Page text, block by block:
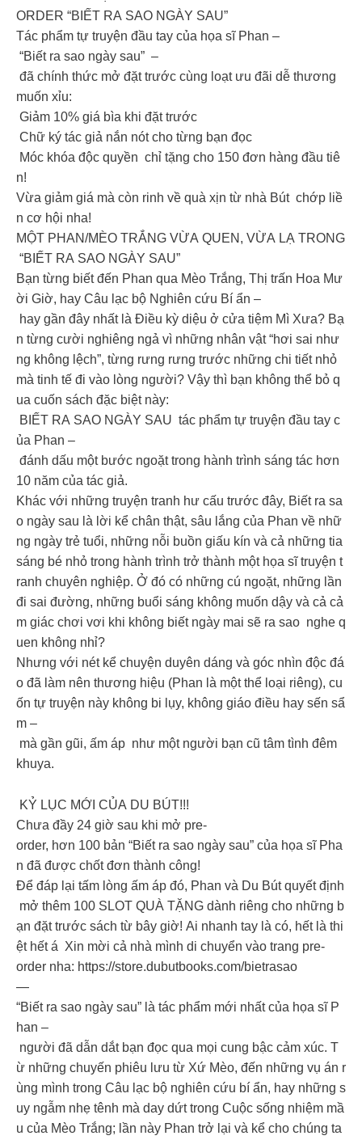
ORDER “BIẾT RA SAO NGÀY SAU”
Tác phẩm tự truyện đầu tay của họa sĩ Phan –
“Biết ra sao ngày sau” –
đã chính thức mở đặt trước cùng loạt ưu đãi dễ thương
muốn xỉu:
Giảm 10% giá bìa khi đặt trước
Chữ ký tác giả nắn nót cho từng bạn đọc
Móc khóa độc quyền chỉ tặng cho 150 đơn hàng đầu tiê
n!
Vừa giảm giá mà còn rinh về quà xịn từ nhà Bút chớp liề
n cơ hội nha!
MỘT PHAN/MÈO TRẮNG VỪA QUEN, VỪA LẠ TRONG
“BIẾT RA SAO NGÀY SAU”
Bạn từng biết đến Phan qua Mèo Trắng, Thị trấn Hoa Mư
ời Giờ, hay Câu lạc bộ Nghiên cứu Bí ẩn –
hay gần đây nhất là Điều kỳ diệu ở cửa tiệm Mì Xưa? Bạ
n từng cười nghiêng ngả vì những nhân vật “hơi sai như
ng không lệch”, từng rưng rưng trước những chi tiết nhỏ
mà tinh tế đi vào lòng người? Vậy thì bạn không thể bỏ q
ua cuốn sách đặc biệt này:
BIẾT RA SAO NGÀY SAU tác phẩm tự truyện đầu tay c
ủa Phan –
đánh dấu một bước ngoặt trong hành trình sáng tác hơn
10 năm của tác giả.
Khác với những truyện tranh hư cấu trước đây, Biết ra sa
o ngày sau là lời kể chân thật, sâu lắng của Phan về nhữ
ng ngày trẻ tuổi, những nỗi buồn giấu kín và cả những tia
sáng bé nhỏ trong hành trình trở thành một họa sĩ truyện t
ranh chuyên nghiệp. Ở đó có những cú ngoặt, những lần
đi sai đường, những buổi sáng không muốn dậy và cả cả
m giác chơi vơi khi không biết ngày mai sẽ ra sao nghe q
uen không nhỉ?
Nhưng với nét kể chuyện duyên dáng và góc nhìn độc đá
o đã làm nên thương hiệu (Phan là một thể loại riêng), cu
ốn tự truyện này không bi lụy, không giáo điều hay sến sẩ
m –
mà gần gũi, ấm áp như một người bạn cũ tâm tình đêm
khuya.
KỶ LỤC MỚI CỦA DU BÚT!!!
Chưa đầy 24 giờ sau khi mở pre-
order, hơn 100 bản “Biết ra sao ngày sau” của họa sĩ Pha
n đã được chốt đơn thành công!
Để đáp lại tấm lòng ấm áp đó, Phan và Du Bút quyết định
mở thêm 100 SLOT QUÀ TẶNG dành riêng cho những b
ạn đặt trước sách từ bây giờ! Ai nhanh tay là có, hết là thi
ệt hết á Xin mời cả nhà mình di chuyển vào trang pre-
order nha: https://store.dubutbooks.com/bietrasao
—
“Biết ra sao ngày sau” là tác phẩm mới nhất của họa sĩ P
han –
người đã dẫn dắt bạn đọc qua mọi cung bậc cảm xúc. T
ừ những chuyến phiêu lưu từ Xứ Mèo, đến những vụ án r
ùng mình trong Câu lạc bộ nghiên cứu bí ẩn, hay những s
uy ngẫm nhẹ tênh mà day dứt trong Cuộc sống nhiệm mầ
u của Mèo Trắng; lần này Phan trở lại và kể cho chúng ta